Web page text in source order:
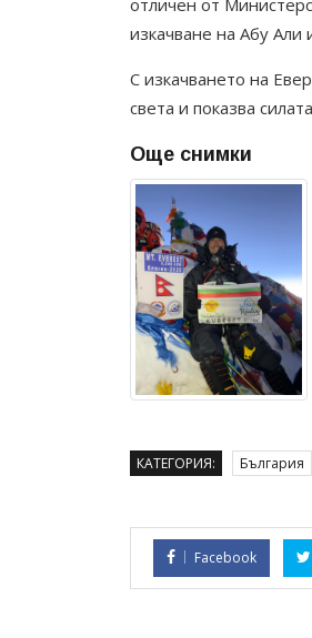
отличен от
изкачване на Абу
С изкачването на
света и показва
Още снимки
КАТЕГОРИЯ: България
Facebook